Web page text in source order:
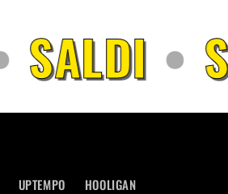
SALDI •
UPTEMPO HOOLIGAN